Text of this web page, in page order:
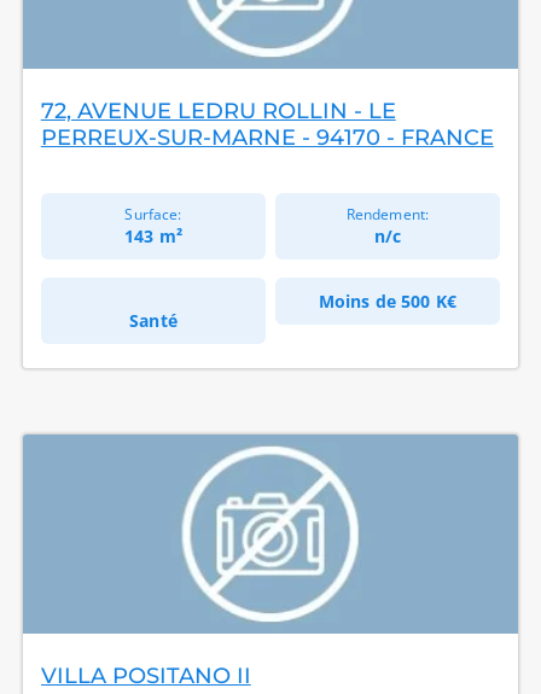
72, AVENUE LEDRU ROLLIN - LE
PERREUX-SUR-MARNE - 94170 - FRANCE
Surface:
143 m²
Rendement:
n/c
Santé
Moins de500 K€
VILLA POSITANO II